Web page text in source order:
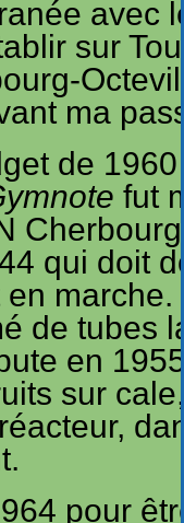
avec
sur
ma
de
fut
qui doit
de tubes
en
sur
pour